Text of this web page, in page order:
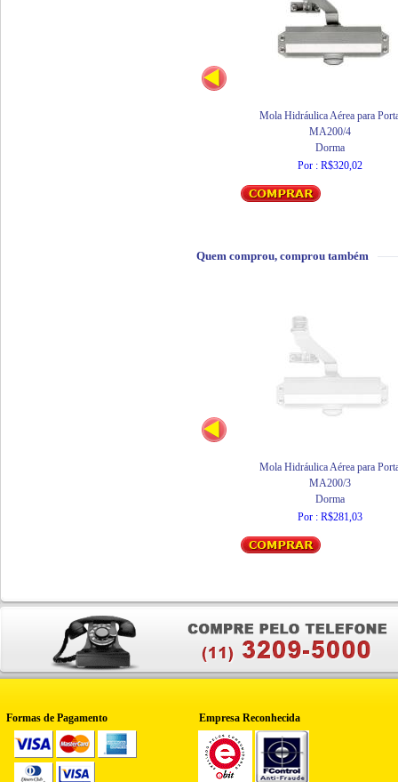
Mola Hidráulica Aérea para
MA200/4
Dorma
Por : R$320,02
Quem comprou, comprou também
Mola Hidráulica Aérea para
MA200/3
Dorma
Por : R$281,03
Formas de Pagamento Empresa Reconhecida